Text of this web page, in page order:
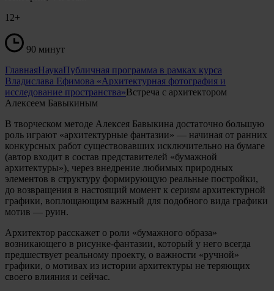
12+
90 минут
ГлавнаяНаукаПубличная программа в рамках курса
Владислава Ефимова «Архитектурная фотография и
исследование пространства»Встреча с архитектором
Алексеем Бавыкиным
В творческом методе Алексея Бавыкина достаточно большую
роль играют «архитектурные фантазии» — начиная от ранних
конкурсных работ существовавших исключительно на бумаге
(автор входит в состав представителей «бумажной
архитектуры»), через внедрение любимых природных
элементов в структуру формирующую реальные постройки,
до возвращения в настоящий момент к сериям архитектурной
графики, воплощающим важный для подобного вида графики
мотив — руин.
Архитектор расскажет о роли «бумажного образа»
возникающего в рисунке-фантазии, который у него всегда
предшествует реальному проекту, о важности «ручной»
графики, о мотивах из истории архитектуры не теряющих
своего влияния и сейчас.